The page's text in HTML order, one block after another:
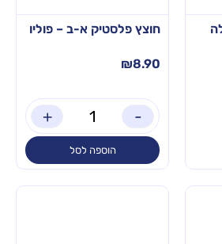
חוצץ פלסטיק א-ב – פוליו
₪8.90
-
+
הוספה לסל